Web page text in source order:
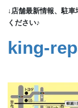
↓店舗最新情報、駐
ください♪
king-